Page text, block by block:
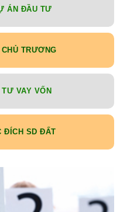
ÁN ĐẦU TƯ
TRƯƠNG
VAY VỐN
ĐÍCH SD ĐẤT